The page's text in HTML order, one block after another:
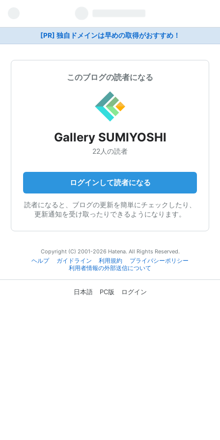
[PR] 独自ドメインは早めの取得がおすすめ！
このブログの読者になる
Gallery SUMIYOSHI
22人の読者
ログインして読者になる
読者になると、ブログの更新を簡単にチェックしたり、
更新通知を受け取ったりできるようになります。
Copyright (C) 2001-2026 Hatena. All Rights Reserved.
ヘルプ
ガイドライン 利用規約
プライバシーポリシー
利用者情報の外部送信について
日本語 PC版 ログイン